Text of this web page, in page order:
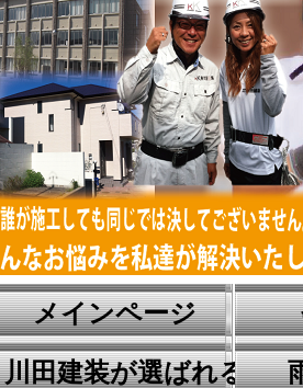
メインページ
る想い
川田建装が選ばれる理由